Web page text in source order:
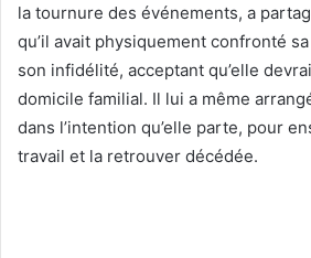
la tournure des événements, a
qu’il avait physiquement confronté
son infidélité, acceptant qu’elle
domicile familial. Il lui a même
dans l’intention qu’elle parte, pour
travail et la retrouver décédée.